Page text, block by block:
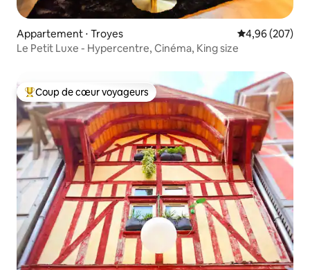
Appartement ⋅ Troyes Évaluation
4,96 (207)
Le Petit Luxe - Hypercentre, Cinéma, King size
Coups de cœur voyageurs les plus appréciés
Coup de cœur voyageurs